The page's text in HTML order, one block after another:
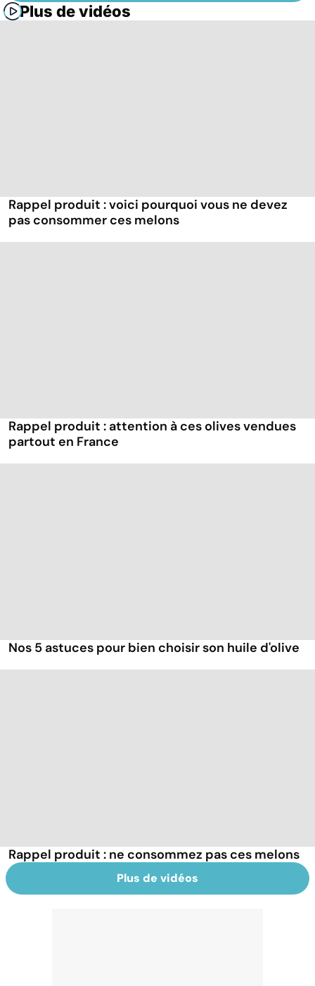
Plus de vidéos
Rappel produit : voici pourquoi vous ne devez
pas consommer ces melons
Rappel produit : attention à ces olives vendues
partout en France
Nos 5 astuces pour bien choisir son huile d'olive
Rappel produit : ne consommez pas ces melons
Plus de vidéos